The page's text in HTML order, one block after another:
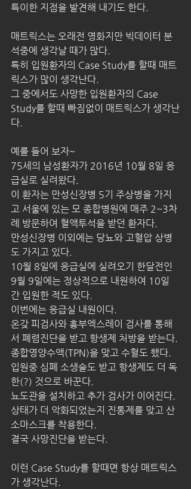
특이한 지점을 발견해 내기도 한다.
매트릭스는 오래전 영화지만 빅데이터 분
석중에 생각날 때가 많다.
특히 입원환자의 Case Study를 할때 매트
릭스가 많이 생각난다.
그 중에서도 사망한 입원환자의 Case
Study를 할때 빠짐없이 매트릭스가 생각난
다.
예를 들어 보자~
75세의 남성환자가 2016년 10월 8일 응
급실로 실려왔다.
이 환자는 만성신장병 5기 주상병을 가지
고 서울에 있는 모 종합병원에 매주 2~3차
례 방문하여 혈액투석을 받던 환자다.
만성신장병 이외에는 당뇨와 고혈압 상병
도 가지고 있다.
10월 8일에 응급실에 실려오기 한달전인
9월 9일에는 정상적으로 내원하여 10일
간 입원한 적도 있다.
이번에는 응급실 내원이다.
온갖 피검사와 흉부엑스레이 검사를 통해
서 폐렴진단을 받고 항생제 처방을 받는다.
종합영양수액(TPN)을 맞고 수혈도 했다.
입원중 심폐 소생술도 받고 항생제도 더 독
한(?) 것으로 바꾼다.
뇨도관을 설치하고 추가 검사가 이어진다.
상태가 더 악화되었는지 진통제를 맞고 산
소마스크를 착용한다.
결국 사망진단을 받는다.
이런 Case Study를 할때면 항상 매트릭스
가 생각난다.